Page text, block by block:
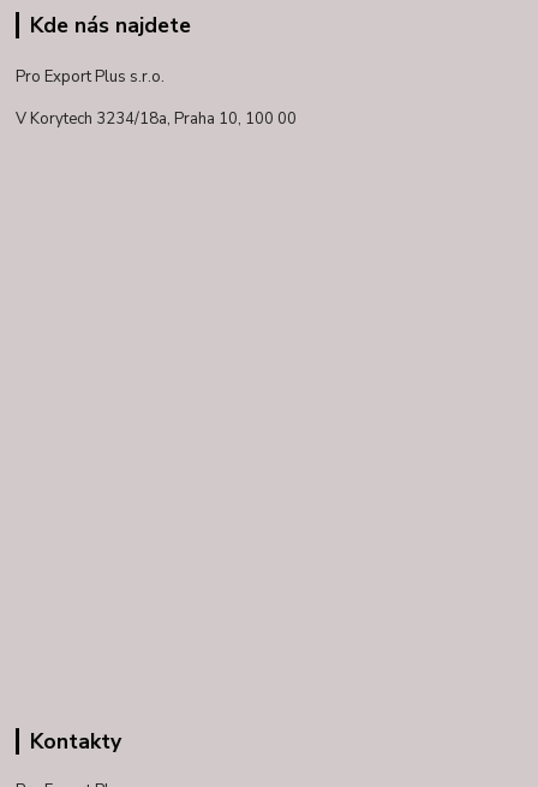
Kde nás najdete
Pro Export Plus s.r.o.
V Korytech 3234/18a, Praha 10, 100 00
Kontakty